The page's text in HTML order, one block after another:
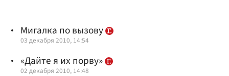
Мигалка по вызову
03 декабря 2010, 14:54
«Дайте я их порву»
02 декабря 2010, 14:48